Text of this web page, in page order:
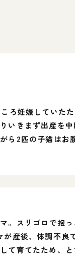
ろ妊娠していた
いきまず出産を
ら2匹の子猫はお
。スリゴロで抱
産後、体調不良
て育てたため、